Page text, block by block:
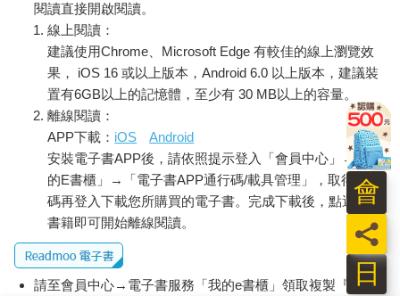
閱讀直接開啟閱讀。
線上閱讀：
建議使用Chrome、Microsoft Edge 有較佳的線上瀏覽效
果， iOS 16 或以上版本，Android 6.0 以上版本，建議裝
置有6GB以上的記憶體，至少有 30 MB以上的容量。
離線閱讀：
APP下載： iOS
Android
安裝電子書APP後，請依照提示登入「會員中心」→「我
的E書櫃」→「電子書APP通行碼/載具管理」，取得通行
碼再登入下載您所購買的電子書。完成下載後，點選任一
書籍即可開始離線閱讀。
請至會員中心→電子書服務「我的e書櫃」領取複製『兌換
日
員
會